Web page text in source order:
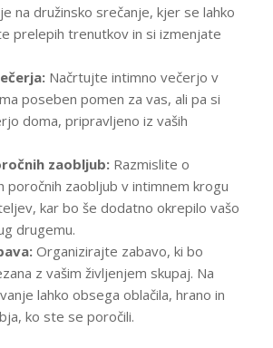
na družinsko srečanje, kjer se lahko
prelepih trenutkov in si izmenjate
Načrtujte intimno večerjo v
poseben pomen za vas, ali pa si
doma, pripravljeno iz vaših
zaobljub: Razmislite o
poročnih zaobljub v intimnem krogu
kar bo še dodatno okrepilo vašo
drugemu.
Organizirajte zabavo, ki bo
z vašim življenjem skupaj. Na
lahko obsega oblačila, hrano in
ko ste se poročili.